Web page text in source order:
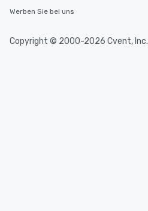
Werben Sie bei uns
Copyright © 2000-2026 Cvent,